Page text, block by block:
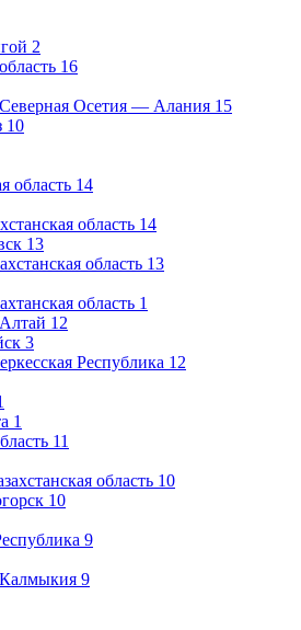
2
16
Осетия — Алания 15
10
область 14
область 14
13
область 13
область 1
12
3
Республика 12
1
11
область 10
10
9
9